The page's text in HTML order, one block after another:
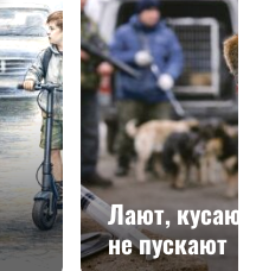
Лают,
не пускают